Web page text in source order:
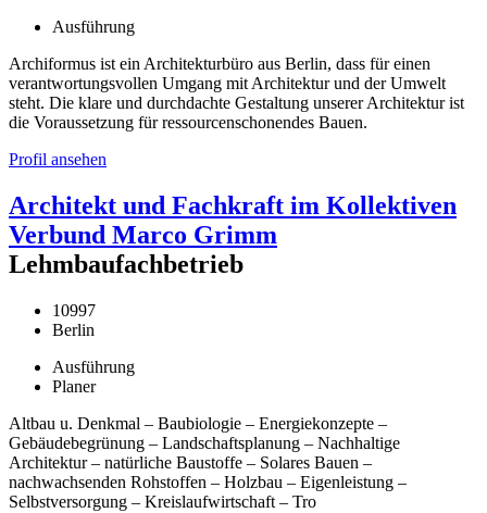
Ausführung
Archiformus ist ein Architekturbüro aus Berlin, dass für einen
verantwortungsvollen Umgang mit Architektur und der Umwelt
steht. Die klare und durchdachte Gestaltung unserer Architektur ist
die Voraussetzung für ressourcenschonendes Bauen.
Profil ansehen
Architekt und Fachkraft im Kollektiven
Verbund Marco Grimm
Lehmbaufachbetrieb
10997
Berlin
Ausführung
Planer
Altbau u. Denkmal – Baubiologie – Energiekonzepte –
Gebäudebegrünung – Landschaftsplanung – Nachhaltige
Architektur – natürliche Baustoffe – Solares Bauen –
nachwachsenden Rohstoffen – Holzbau – Eigenleistung –
Selbstversorgung – Kreislaufwirtschaft – Tro